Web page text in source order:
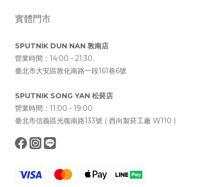
實體門市
SPUTNIK DUN NAN 敦南店
營業時間：14:00 - 21:30
臺北市大安區敦化南路一段161巷6號
SPUTNIK SONG YAN 松菸店
營業時間：11:00 - 19:00
臺北市信義區光復南路133號 ( 西向製菸工廠 W110 )